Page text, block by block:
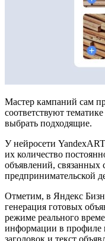
Мастер кампаний сам
соответствуют
выбрать подходящие.
У нейросети
их количество
объявлений, связанных
предпринимательской
Отметим, в Яндекс
генерация готовых
режиме реального
информации в
заголовок и текст